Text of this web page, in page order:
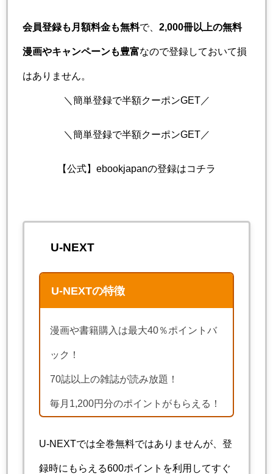
会員登録も月額料金も無料で、 2,000冊以上の無料
漫画やキャンペーンも豊富なので登録しておいて損
はありません。
＼簡単登録で半額クーポンGET／
＼簡単登録で半額クーポンGET／
【公式】ebookjapanの登録はコチラ
U-NEXT
U-NEXTの特徴
漫画や書籍購入は最大40％ポイントバ
ック！
70誌以上の雑誌が読み放題！
毎月1,200円分のポイントがもらえる！
U-NEXTでは全巻無料ではありませんが、登
録時にもらえる600ポイントを利用してすぐ